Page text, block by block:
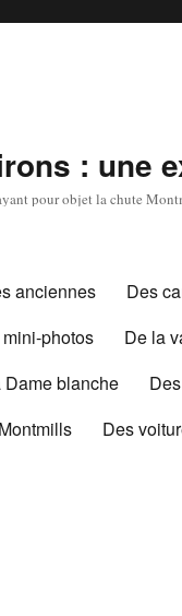
: une
pour objet la chute
anciennes Des
photos De la
Dame blanche
Des